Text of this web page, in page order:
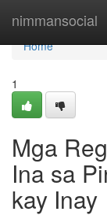
nimmansocial
Home
Home
1
Mga
Ina sa
kay Inay